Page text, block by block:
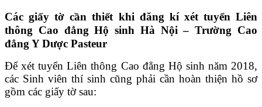
Các giấy tờ cần thiết khi đăng kí xét tuyển Liên
thông Cao đẳng Hộ sinh Hà Nội – Trường Cao
đẳng Y Dược Pasteur
Để xét tuyển Liên thông Cao đẳng Hộ sinh năm 2018,
các Sinh viên thí sinh cũng phải cần hoàn thiện hồ sơ
gồm các giấy tờ sau: